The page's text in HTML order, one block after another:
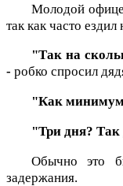
Молодой
так как часто ездил
"Так на
- робко спросил
"Как
"Три дня? Так
Обычно это
задержания.